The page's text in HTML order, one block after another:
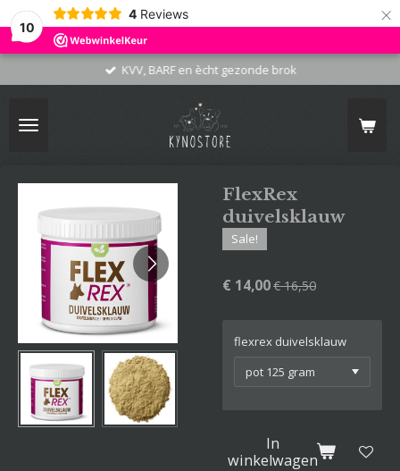
10
4 Reviews ×
KVV, BARF en ècht gezonde brok
FlexRex
duivelsklauw
Sale!
€ 14,00€ 16,50
flexrex duivelsklauw
In
winkelwagen